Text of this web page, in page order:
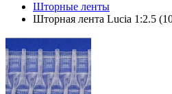
Шторные ленты
Шторная лента Lucia 1:2.5